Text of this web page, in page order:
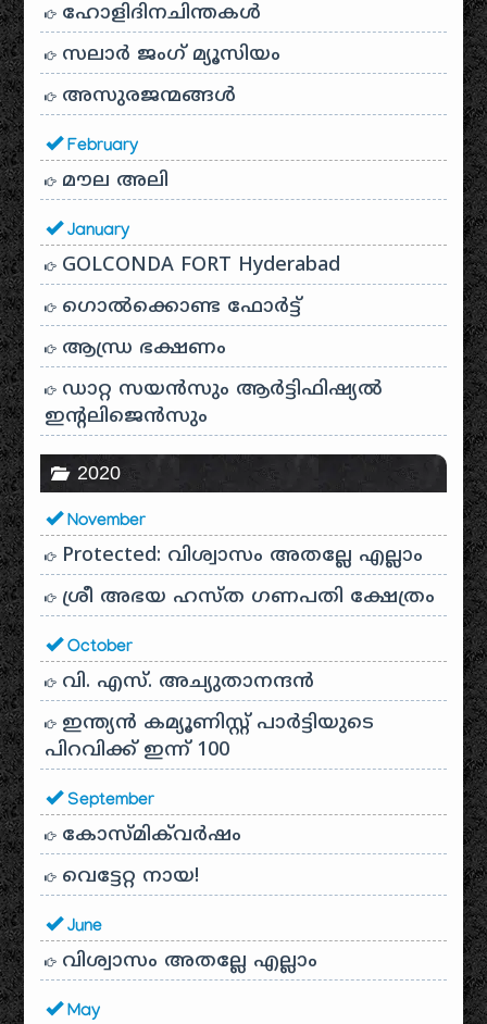
ഹോളിദിനചിന്തകൾ
സലാർ ജംഗ് മ്യൂസിയം
അസുരജന്മങ്ങൾ
February
മൗല അലി
January
GOLCONDA FORT Hyderabad
ഗൊൽക്കൊണ്ട ഫോർട്ട്
ആന്ധ്ര ഭക്ഷണം
ഡാറ്റ സയൻസും ആർട്ടിഫിഷ്യൽ
ഇൻ്റലിജെൻസും
2020
November
Protected: വിശ്വാസം അതല്ലേ എല്ലാം
ശ്രീ അഭയ ഹസ്ത ഗണപതി ക്ഷേത്രം
October
വി. എസ്. അച്യുതാനന്ദൻ
ഇന്ത്യൻ കമ്യൂണിസ്റ്റ് പാർട്ടിയുടെ
പിറവിക്ക് ഇന്ന് 100
September
കോസ്മിക്‌വർഷം
വെട്ടേറ്റ നായ!
June
വിശ്വാസം അതല്ലേ എല്ലാം
May